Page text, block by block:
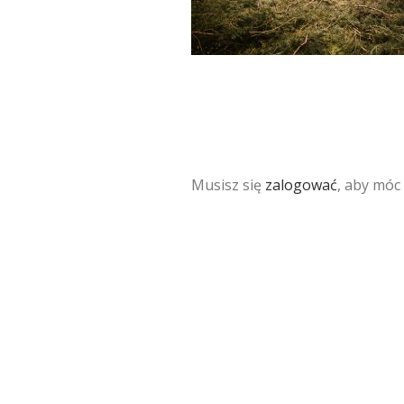
Musisz się zalogować, aby